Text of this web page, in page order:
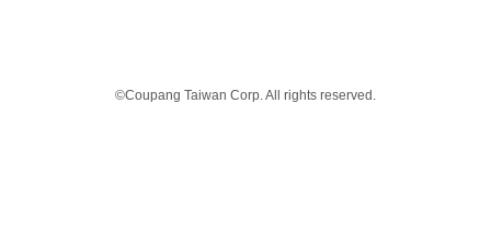
©Coupang Taiwan Corp. All rights reserved.